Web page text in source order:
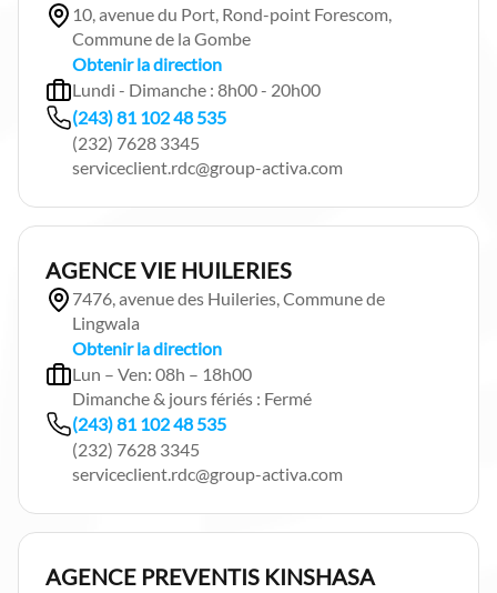
10, avenue du Port, Rond-point Forescom,
Commune de la Gombe
Obtenir la direction
Lundi - Dimanche : 8h00 - 20h00
(243) 81 102 48 535
(232) 7628 3345
serviceclient.rdc@group-activa.com
AGENCE VIE HUILERIES
7476, avenue des Huileries, Commune de
Lingwala
Obtenir la direction
Lun – Ven: 08h – 18h00
Dimanche & jours fériés : Fermé
(243) 81 102 48 535
(232) 7628 3345
serviceclient.rdc@group-activa.com
AGENCE PREVENTIS KINSHASA